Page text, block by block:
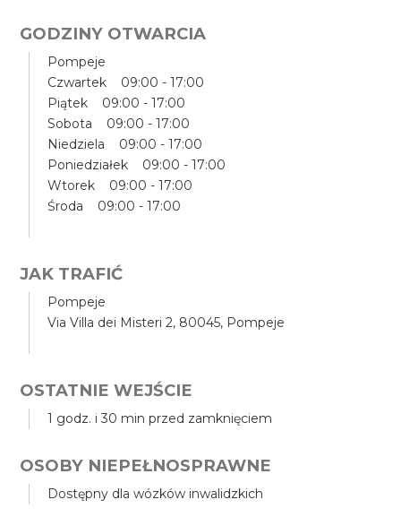
GODZINY OTWARCIA
Pompeje
Czwartek 09:00 - 17:00
Piątek 09:00 - 17:00
Sobota 09:00 - 17:00
Niedziela 09:00 - 17:00
Poniedziałek 09:00 - 17:00
Wtorek 09:00 - 17:00
Środa 09:00 - 17:00
JAK TRAFIĆ
Pompeje
Via Villa dei Misteri 2, 80045, Pompeje
OSTATNIE WEJŚCIE
1 godz. i 30 min przed zamknięciem
OSOBY NIEPEŁNOSPRAWNE
Dostępny dla wózków inwalidzkich